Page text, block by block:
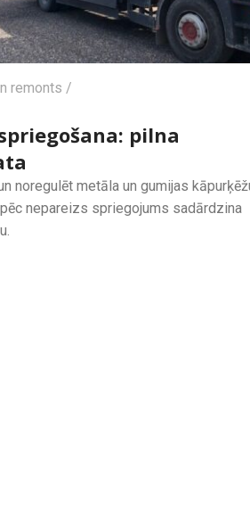
remonts
pilna
noregulēt metāla un gumijas
nepareizs spriegojums sadārdzina